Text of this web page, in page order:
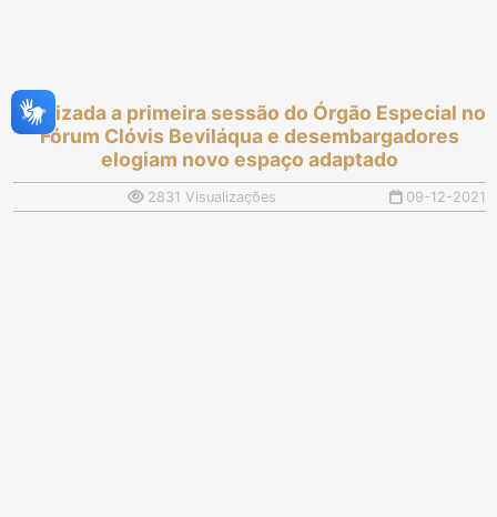
Realizada a primeira sessão do Órgão Especial no
Fórum Clóvis Beviláqua e desembargadores
elogiam novo espaço adaptado
2831 Visualizações 09-12-2021